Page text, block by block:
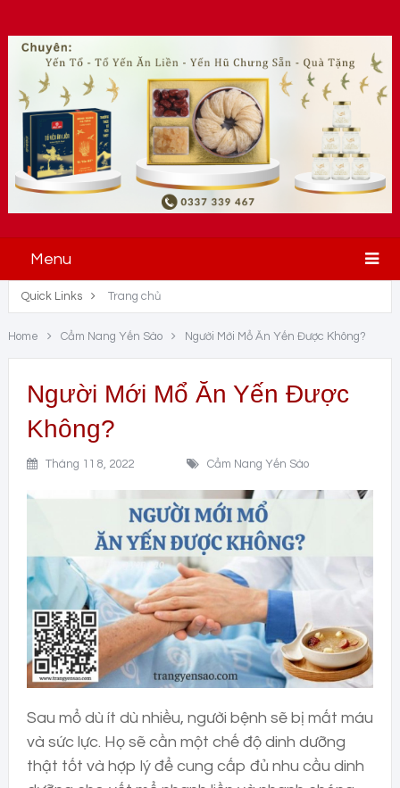
Menu
Quick Links Trang chủ
Home Cẩm Nang Yến Sào Người Mới Mổ Ăn Yến Được Không?
Người Mới Mổ Ăn Yến Được
Không?
Tháng 11 8, 2022 Cẩm Nang Yến Sào
Sau mổ dù ít dù nhiều, người bệnh sẽ bị mất máu
và sức lực. Họ sẽ cần một chế độ dinh dưỡng
thật tốt và hợp lý để cung cấp đủ nhu cầu dinh